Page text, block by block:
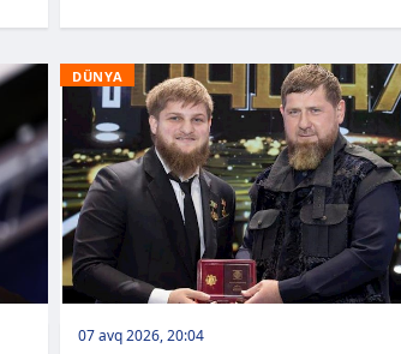
DÜNYA
07 avq 2026, 20:04